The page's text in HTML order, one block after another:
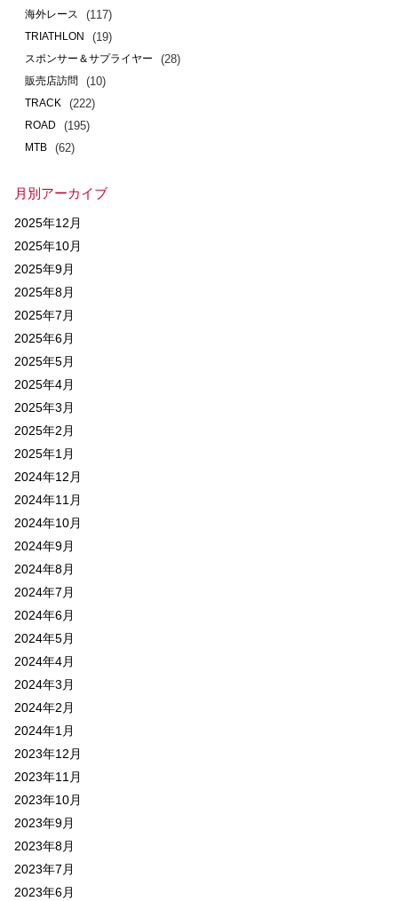
海外レース (117)
TRIATHLON (19)
スポンサー＆サプライヤー (28)
販売店訪問 (10)
TRACK (222)
ROAD (195)
MTB (62)
月別アーカイブ
2025年12月
2025年10月
2025年9月
2025年8月
2025年7月
2025年6月
2025年5月
2025年4月
2025年3月
2025年2月
2025年1月
2024年12月
2024年11月
2024年10月
2024年9月
2024年8月
2024年7月
2024年6月
2024年5月
2024年4月
2024年3月
2024年2月
2024年1月
2023年12月
2023年11月
2023年10月
2023年9月
2023年8月
2023年7月
2023年6月